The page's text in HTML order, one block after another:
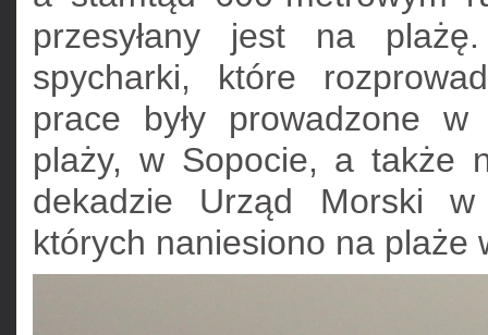
przesyłany jest na
spycharki, które
prace były prowadzone
plaży, w Sopocie, a także
dekadzie Urząd Morski
których naniesiono na plaże